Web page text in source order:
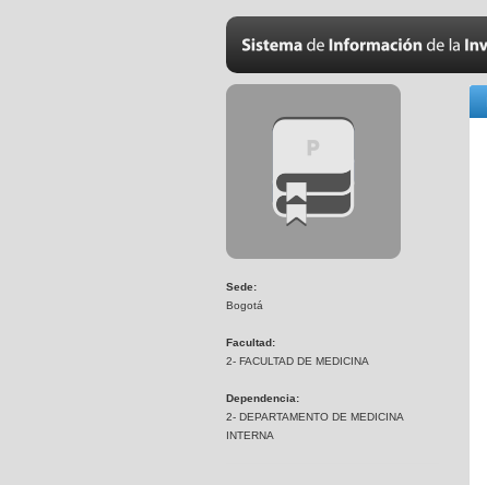
Sede:
Bogotá
Facultad:
2- FACULTAD DE MEDICINA
Dependencia:
2- DEPARTAMENTO DE MEDICINA
INTERNA